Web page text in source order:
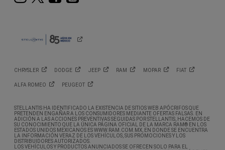
CHRYSLER DODGE JEEP RAM MOPAR FIAT
ALFA ROMEO PEUGEOT
STELLANTIS HA IDENTIFICADO LA EXISTENCIA DE SITIOS WEB APÓCRIFOS QUE
PRETENDEN ENGAÑAR A LOS CONSUMIDORES MEDIANTE OFERTAS FALSAS. EN
ADICIÓN A LAS ACCIONES PREVENTIVAS SEGUIDAS POR STELLANTIS, HACEMOS DE
SU CONOCIMIENTO QUE LA ÚNICA PÁGINA OFICIAL DE LA MARCA RAM® EN LOS
ESTADOS UNIDOS MEXICANOS ES WWW.RAM.COM.MX, EN DONDE SE ENCUENTRA
LA INFORMACIÓN VERAZ DE LOS VEHÍCULOS, SUS PROMOCIONES Y LOS
DISTRIBUIDORES AUTORIZADOS.
LOS VEHÍCULOS Y PRODUCTOS ANUNCIADOS SE OFRECEN SOLO PARA EL